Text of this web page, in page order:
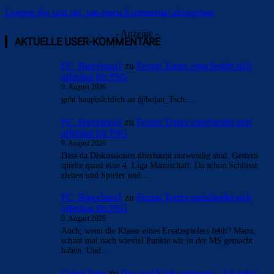
Loggen Sie sich ein, um einen Kommentar abzugeben